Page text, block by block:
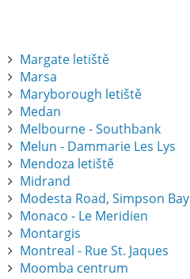
Margate letiště
Marsa
Maryborough letiště
Medan
Melbourne - Southbank
Melun - Dammarie Les Lys
Mendoza letiště
Midrand
Modesta Road, Simpson Bay
Monaco - Le Meridien
Montargis
Montreal - Rue St. Jaques
Moomba centrum